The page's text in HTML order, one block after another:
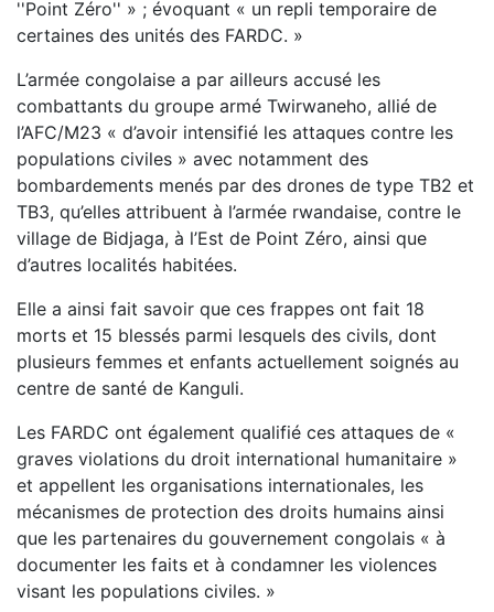
''Point Zéro'' » ; évoquant « un repli temporaire de
certaines des unités des FARDC. »
L’armée congolaise a par ailleurs accusé les
combattants du groupe armé Twirwaneho, allié de
l’AFC/M23 « d’avoir intensifié les attaques contre les
populations civiles » avec notamment des
bombardements menés par des drones de type TB2 et
TB3, qu’elles attribuent à l’armée rwandaise, contre le
village de Bidjaga, à l’Est de Point Zéro, ainsi que
d’autres localités habitées.
Elle a ainsi fait savoir que ces frappes ont fait 18
morts et 15 blessés parmi lesquels des civils, dont
plusieurs femmes et enfants actuellement soignés au
centre de santé de Kanguli.
Les FARDC ont également qualifié ces attaques de «
graves violations du droit international humanitaire »
et appellent les organisations internationales, les
mécanismes de protection des droits humains ainsi
que les partenaires du gouvernement congolais « à
documenter les faits et à condamner les violences
visant les populations civiles. »